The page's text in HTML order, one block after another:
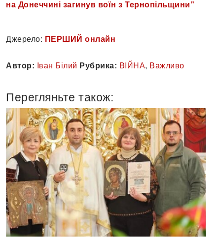
на Донеччині загинув воїн з Тернопільщини”
Джерело: ПЕРШИЙ онлайн
Автор: Іван Білий Рубрика: ВІЙНА, Важливо
Перегляньте також: